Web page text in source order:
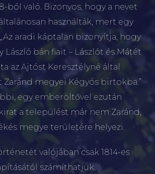
ból való. Bizonyos, hogy a nevet
használták, mert egy
aradi káptalan bizonyítja, hogy
László bán fiait – Lászlót és Mátét
az Ajtóst Keresztélyné által
megyei Kégyós birtokba.”
egy emberöltővel ezután
a települést már nem Zaránd,
megye területére helyezi.
valójában csak 1814-es
számíthatjuk.